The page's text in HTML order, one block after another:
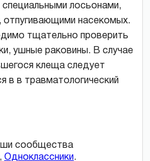
лосьонами,
отпугивающими насекомых.
тщательно проверить
ушные раковины. В случае
клеща следует
в в травматологический
сообщества
, Одноклассники.